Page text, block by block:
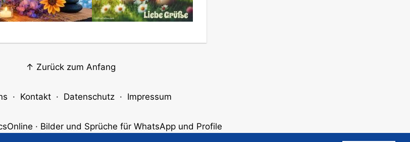
↑ Zurück zum Anfang
· Kontakt· Datenschutz· Impressum
· Bilder und Sprüche für WhatsApp und Profile